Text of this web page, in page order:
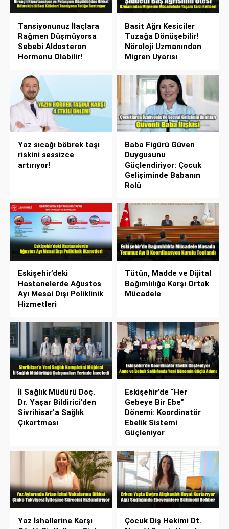
Tansiyonunuz İlaçlara
Rağmen Düşmüyorsa
Sebebi Aldosteron
Hormonu Olabilir!
Basit Ağrı Kesiciler
Tuzağa Dönüşebilir!
Nöroloji Uzmanından
Migren Uyarısı
Yaz sıcağı böbrek taşı
riskini sessizce
artırıyor!
Baba Figürü Güven
Duygusunu
Güçlendiriyor: Çocuk
Gelişiminde Babanın
Rolü
Eskişehir’deki
Hastanelerde Ağustos
Ayı Mesai Dışı Poliklinik
Hizmetleri
Tütün, Madde ve Dijital
Bağımlılığa Karşı Ortak
Mücadele
İl Sağlık Müdürü Doç.
Dr. Yaşar Bildirici’den
Sivrihisar’a Sağlık
Çıkartması
Eskişehir’de “Her
Gebeye Bir Ebe”
Dönemi: Koordinatör
Ebelik Sistemi
Güçleniyor
Yaz İshallerine Karşı
Çocuk Diş Hekimi Dt.